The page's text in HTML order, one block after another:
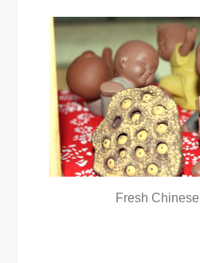
Fresh